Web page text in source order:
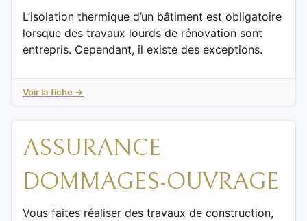
L’isolation thermique d’un bâtiment est obligatoire
lorsque des travaux lourds de rénovation sont
entrepris. Cependant, il existe des exceptions.
Voir la fiche →
ASSURANCE
DOMMAGES-OUVRAGE
Vous faites réaliser des travaux de construction,